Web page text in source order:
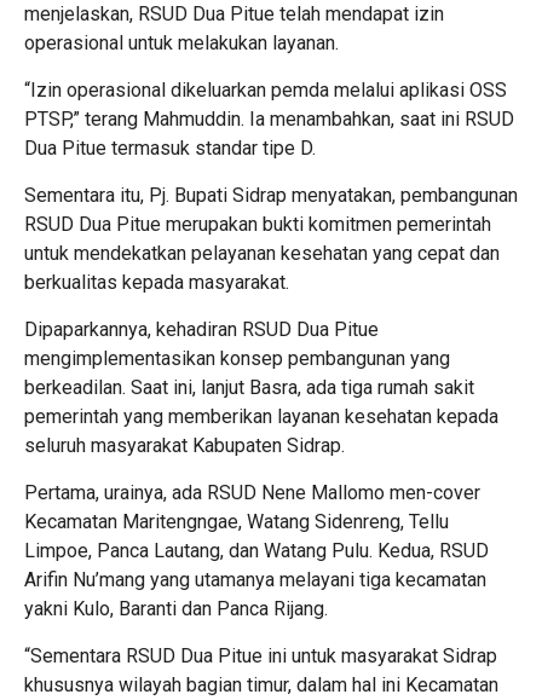
menjelaskan, RSUD Dua Pitue telah mendapat izin
operasional untuk melakukan layanan.
“Izin operasional dikeluarkan pemda melalui aplikasi OSS
PTSP,” terang Mahmuddin. Ia menambahkan, saat ini RSUD
Dua Pitue termasuk standar tipe D.
Sementara itu, Pj. Bupati Sidrap menyatakan, pembangunan
RSUD Dua Pitue merupakan bukti komitmen pemerintah
untuk mendekatkan pelayanan kesehatan yang cepat dan
berkualitas kepada masyarakat.
Dipaparkannya, kehadiran RSUD Dua Pitue
mengimplementasikan konsep pembangunan yang
berkeadilan. Saat ini, lanjut Basra, ada tiga rumah sakit
pemerintah yang memberikan layanan kesehatan kepada
seluruh masyarakat Kabupaten Sidrap.
Pertama, urainya, ada RSUD Nene Mallomo men-cover
Kecamatan Maritengngae, Watang Sidenreng, Tellu
Limpoe, Panca Lautang, dan Watang Pulu. Kedua, RSUD
Arifin Nu’mang yang utamanya melayani tiga kecamatan
yakni Kulo, Baranti dan Panca Rijang.
“Sementara RSUD Dua Pitue ini untuk masyarakat Sidrap
khususnya wilayah bagian timur, dalam hal ini Kecamatan